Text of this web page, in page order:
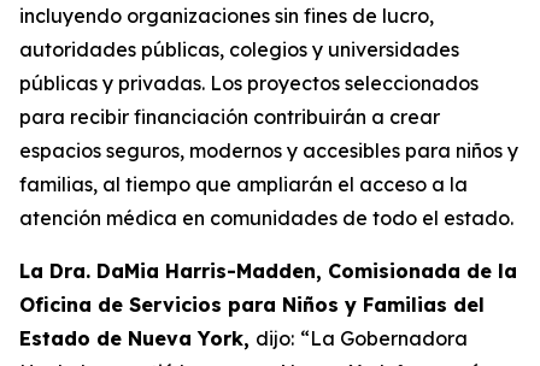
incluyendo organizaciones sin fines de lucro,
autoridades públicas, colegios y universidades
públicas y privadas. Los proyectos seleccionados
para recibir financiación contribuirán a crear
espacios seguros, modernos y accesibles para niños y
familias, al tiempo que ampliarán el acceso a la
atención médica en comunidades de todo el estado.
La Dra. DaMia Harris-Madden, Comisionada de la
Oficina de Servicios para Niños y Familias del
Estado de Nueva York, dijo: “La Gobernadora